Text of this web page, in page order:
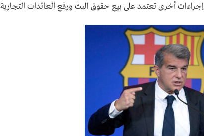
أخرى تعتمد على بيع حقوق البث ورفع العائدات التجارية